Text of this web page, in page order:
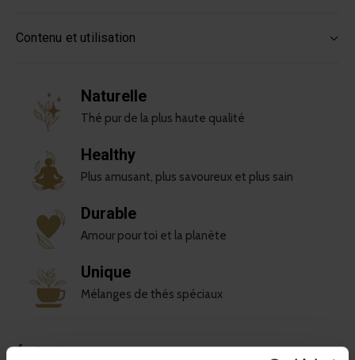
Contenu et utilisation
Naturelle
Thé pur de la plus haute qualité
Healthy
Plus amusant, plus savoureux et plus sain
Durable
Amour pour toi et la planète
Unique
Mélanges de thés spéciaux
Évaluations